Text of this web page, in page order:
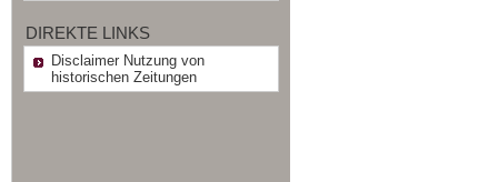
DIREKTE LINKS
Disclaimer Nutzung von
historischen Zeitungen